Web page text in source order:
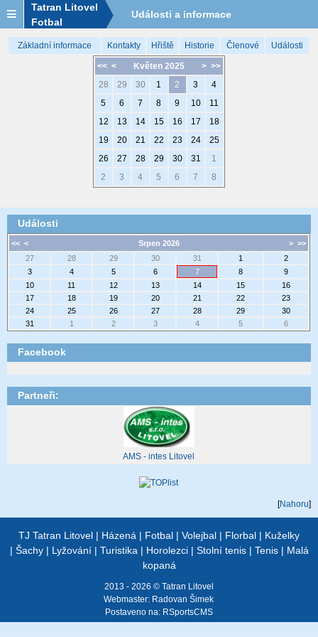
Tatran Litovel
Fotbal
Události a informace
Základní informace Kontakty Hřiště Historie Členové Události
<< < > >>
Květen 2025
28
29 30 1 2 3
4
5
6 7 8 9 10
11
12
13 14 15 16 17
18
19
20 21 22 23 24
25
26
27 28 29 30 31
1
2
3 4 5 6 7 8
Události
<< < > >>
Srpen 2026
27
28 29 30 31 1
2
3
4 5 6 7 8
9
10
11 12 13 14 15
16
17
18 19 20 21 22
23
24
25 26 27 28 29
30
31
1 2 3 4 5 6
Facebook
Partneři:
AMS - intes Litovel
[Nahoru]
TJ Tatran Litovel | Házená | Fotbal | Volejbal | Florbal | Kuželky
| Šachy| Lyžování| Turistika | Horolezci| Stolní tenis| Tenis| Malá
kopaná
2013 - 2026 © Tatran Litovel
Webmaster: Radovan Šimek
Postaveno na: RSportsCMS